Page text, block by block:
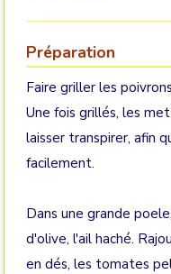
Préparation
Faire griller les
Une fois grillés, les
laisser transpirer, afin
facilement.
Dans une grande
d'olive, l'ail haché.
en dés, les tomates